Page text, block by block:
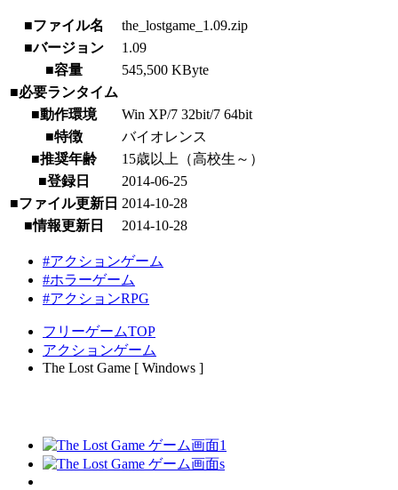
■ファイル名
the_lostgame_1.09.zip
■バージョン
1.09
■容量
545,500 KByte
■必要ランタイム
■動作環境
Win XP/7 32bit/7 64bit
■特徴
バイオレンス
■推奨年齢
15歳以上（高校生～）
■登録日
2014-06-25
■ファイル更新日 2014-10-28
■情報更新日
2014-10-28
#アクションゲーム
#ホラーゲーム
#アクションRPG
フリーゲームTOP
アクションゲーム
The Lost Game [ Windows ]